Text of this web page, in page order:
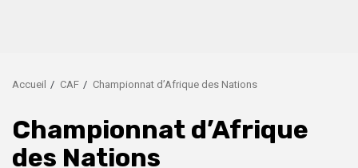
Accueil CAF Championnat d’Afrique des Nations
Championnat d’Afrique
des Nations